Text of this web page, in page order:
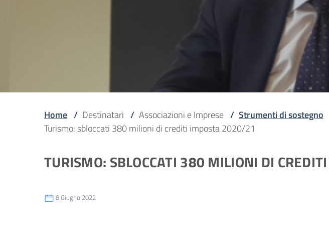
Home / Destinatari / Associazioni e Imprese / Strumenti di sostegno
Turismo: sbloccati 380 milioni di crediti imposta 2020/21
TURISMO: SBLOCCATI 380 MILIONI DI
8 Giugno 2022